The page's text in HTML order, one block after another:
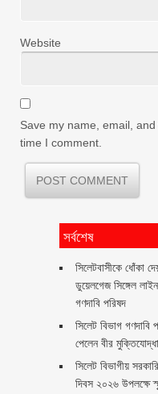
Website
Save my name, email,
time I comment.
সর্বশেষ
‎সিলেটবাসীকে ধোঁকা
ডুয়েলগেজ সিঙ্গেল
গণদাবি পরিষদ
সিলেট বিভাগ গণদাবি
পেলেন বীর
সিলেট বিভাগীয়
দিবস ২০২৬ উপলক্ষে